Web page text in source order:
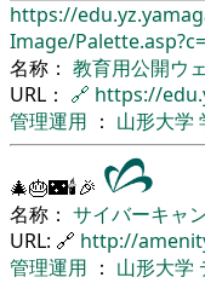
https://
Image/
名称： 教育用公開ウ
URL： 🔗 https://
管理運用 ： 山形大学
🎄🎂🌃🕯🎉
名称： サイバーキャ
URL: 🔗 http://
管理運用 ： 山形大学